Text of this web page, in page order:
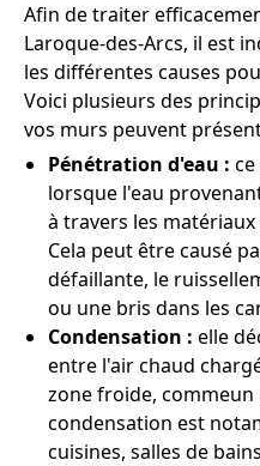
Afin de traiter
Laroque-des-Arcs, il est
les différentes causes
Voici plusieurs des
vos murs peuvent
Pénétration d'eau :
lorsque l'eau
à travers les
Cela peut être causé
défaillante, le
ou une bris dans les
Condensation : elle
entre l'air chaud
zone froide, commeun
condensation est
cuisines, salles de